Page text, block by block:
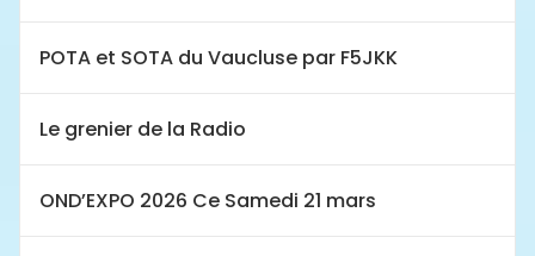
POTA et SOTA du Vaucluse par F5JKK
Le grenier de la Radio
OND’EXPO 2026 Ce Samedi 21 mars